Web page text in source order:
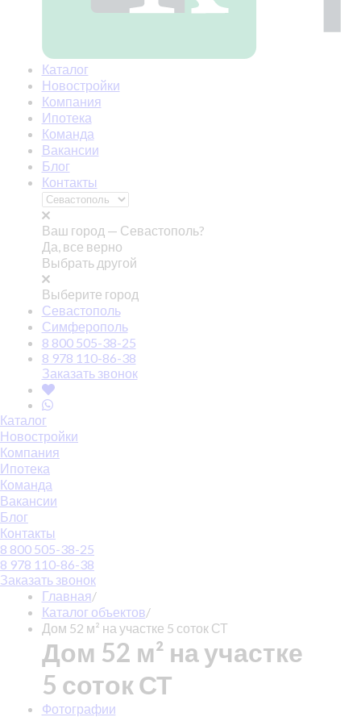
Каталог
Новостройки
Компания
Ипотека
Команда
Вакансии
Блог
Контакты
Ваш город — Севастополь?
Да, все верно
Выбрать другой
Выберите город
Севастополь
Симферополь
8 800 505-38-25
8 978 110-86-38
Заказать звонок
Каталог
Новостройки
Компания
Ипотека
Команда
Вакансии
Блог
Контакты
8 800 505-38-25
8 978 110-86-38
Заказать звонок
Главная/
Каталог объектов/
Дом 52 м² на участке 5 соток СТ
Дом 52 м² на участке
5 соток СТ
Фотографии